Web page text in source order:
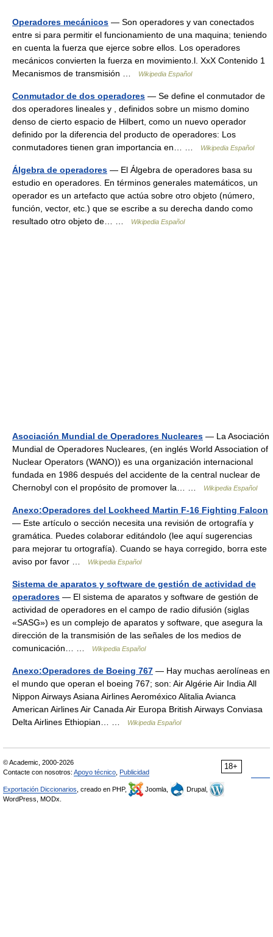
Operadores mecánicos — Son operadores y van conectados
entre si para permitir el funcionamiento de una maquina; teniendo
en cuenta la fuerza que ejerce sobre ellos. Los operadores
mecánicos convierten la fuerza en movimiento.l. XxX Contenido 1
Mecanismos de transmisión …
Wikipedia Español
Conmutador de dos operadores — Se define el conmutador de
dos operadores lineales y , definidos sobre un mismo domino
denso de cierto espacio de Hilbert, como un nuevo operador
definido por la diferencia del producto de operadores: Los
conmutadores tienen gran importancia en… …
Wikipedia Español
Álgebra de operadores — El Álgebra de operadores basa su
estudio en operadores. En términos generales matemáticos, un
operador es un artefacto que actúa sobre otro objeto (número,
función, vector, etc.) que se escribe a su derecha dando como
resultado otro objeto de… …
Wikipedia Español
Asociación Mundial de Operadores Nucleares — La Asociación
Mundial de Operadores Nucleares, (en inglés World Association of
Nuclear Operators (WANO)) es una organización internacional
fundada en 1986 después del accidente de la central nuclear de
Chernobyl con el propósito de promover la… …
Wikipedia Español
Anexo:Operadores del Lockheed Martin F-16 Fighting Falcon
— Este artículo o sección necesita una revisión de ortografía y
gramática. Puedes colaborar editándolo (lee aquí sugerencias
para mejorar tu ortografía). Cuando se haya corregido, borra este
aviso por favor …
Wikipedia Español
Sistema de aparatos y software de gestión de actividad de
operadores — El sistema de aparatos y software de gestión de
actividad de operadores en el campo de radio difusión (siglas
«SASG») es un complejo de aparatos y software, que asegura la
dirección de la transmisión de las señales de los medios de
comunicación… …
Wikipedia Español
Anexo:Operadores de Boeing 767 — Hay muchas aerolíneas en
el mundo que operan el boeing 767; son: Air Algérie Air India All
Nippon Airways Asiana Airlines Aeroméxico Alitalia Avianca
American Airlines Air Canada Air Europa British Airways Conviasa
Delta Airlines Ethiopian… …
Wikipedia Español
18+
© Academic, 2000-2026
Contacte con nosotros: Apoyo técnico Publicidad
Exportación Diccionarios , creado en PHP, Joomla,
Drupal,
WordPress, MODx.